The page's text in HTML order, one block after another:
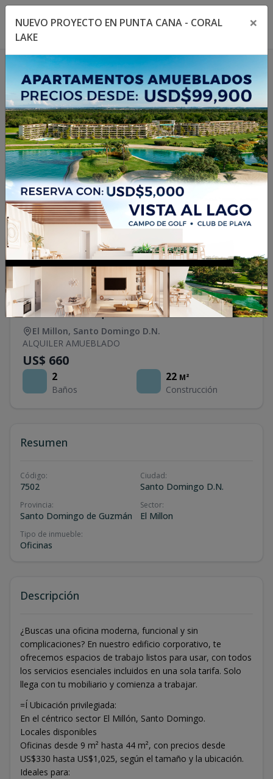
Toggle navigation menu
1/8
Oficina en alquiler en el Millon
El Millon, Santo Domingo D.N.
ALQUILER AMUEBLADO
US$ 660
2
Baños
22 M²
Construcción
Resumen
Código:
7502
Ciudad:
Santo Domingo D.N.
Provincia:
Santo Domingo de Guzmán
Sector:
El Millon
Tipo de inmueble:
Oficinas
Descripción
¿Buscas una oficina moderna, funcional y sin
complicaciones? En nuestro edificio corporativo, te
ofrecemos espacios de trabajo listos para usar, con todos
los servicios esenciales incluidos en una sola tarifa. Solo
llega con tu mobiliario y comienza a trabajar.
=Í Ubicación privilegiada:
En el céntrico sector El Millón, Santo Domingo.
Locales disponibles
Oficinas desde 9 m² hasta 44 m², con precios desde
US$330 hasta US$1,025, según el tamaño y la ubicación.
Ideales para:
NUEVO PROYECTO EN PUNTA CANA - CORAL
LAKE
×